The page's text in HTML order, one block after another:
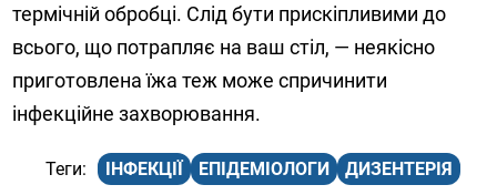
термічній обробці. Слід бути прискіпливими до
всього, що потрапляє на ваш стіл, — неякісно
приготовлена їжа теж може спричинити
інфекційне захворювання.
ІНФЕКЦІЇ ЕПІДЕМІОЛОГИ ДИЗЕНТЕРІЯ